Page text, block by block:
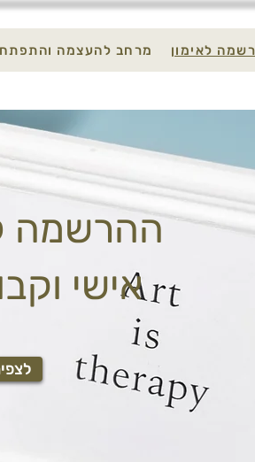
מרחב להעצמה לאימון
ההרשמה לתוכניות אימון
!אישי וקבוצתי פתוחה